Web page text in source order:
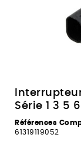
Série 1 3 5
Références
61319119052